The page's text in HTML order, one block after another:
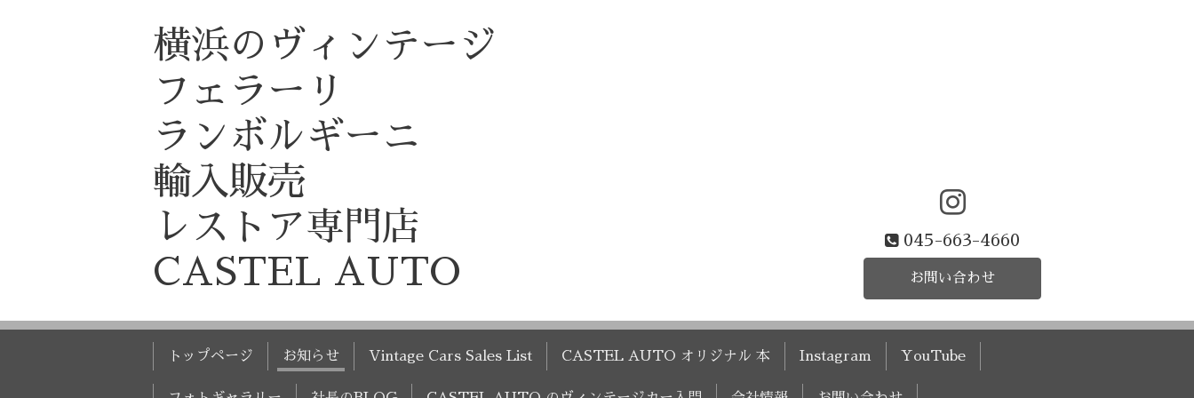
横浜のヴィンテージ
フェラーリ
ランボルギーニ
輸入販売
レストア専門店
CASTEL AUTO
045-663-4660
お問い合わせ
トップページ お知らせ Vintage Cars Sales List CASTEL AUTO オリジナル 本 Instagram YouTube